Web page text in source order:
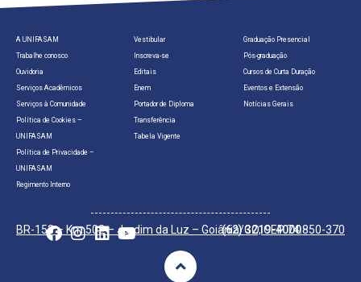
A UNIFASAM
Trabalhe conosco
Ouvidoria
Serviços Acadêmicos
Serviços à Comunidade
Política de Cookies –
UNIFASAM
Política de Privacidade –
UNIFASAM
Regimento Interno
Vestibular
Inscreva-se
Editais
Enem
Portador de Diploma
Transferência
Tabela Vigente
Graduação Presencial
Pós-graduação
Cursos de Curta Duração
Eventos e Extensão
Notícias Gerais
(62) 3219-4000
BR-153 – Km 502 – Jardim da Luz – Goiânia/GO, CEP 74.850-370